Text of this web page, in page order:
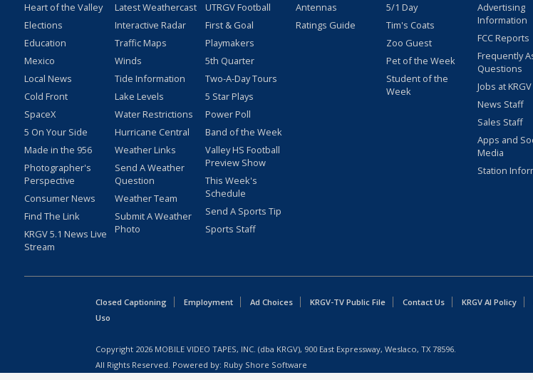
Heart of the Valley
Elections
Education
Mexico
Local News
Cold Front
SpaceX
5 On Your Side
Made in the 956
Photographer's
Perspective
Consumer News
Find The Link
KRGV 5.1 News Live
Stream
Latest Weathercast
Interactive Radar
Traffic Maps
Winds
Tide Information
Lake Levels
Water Restrictions
Hurricane Central
Weather Links
Send A Weather
Question
Weather Team
Submit A Weather
Photo
UTRGV Football
First & Goal
Playmakers
5th Quarter
Two-A-Day Tours
5 Star Plays
Power Poll
Band of the Week
Valley HS Football
Preview Show
This Week's
Schedule
Send A Sports Tip
Sports Staff
Antennas
Ratings Guide
5/1 Day
Tim's Coats
Zoo Guest
Pet of the Week
Student of the
Week
Advertising
Information
FCC Reports
Frequently
Questions
Jobs at KRGV
News Staff
Sales Staff
Apps and
Media
Station
Closed Captioning Employment Ad Choices KRGV-TV Public File Contact Us KRGV AI Policy
Uso
Copyright 2026 MOBILE VIDEO TAPES, INC. (dba KRGV), 900 East Expressway, Weslaco, TX 78596.
All Rights Reserved. Powered by: Ruby Shore Software